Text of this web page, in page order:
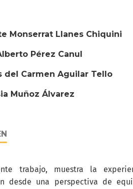
Monserrat Llanes Chiquini
Pérez Canul
del Carmen Aguilar Tello
Muñoz Álvarez
trabajo, muestra la
desde una perspectiva de